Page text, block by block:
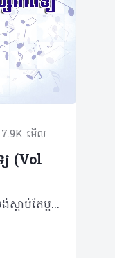
7.9K មើល
(Vol
លក្ខណៈថា…គ្រាន់តែឃើញចំណងជើង ក៏ចង់ស្តាប់តែម្តង  នេះគ្រាន់តែជាvol 01ប៉ុណ្ណោះ…( Vol 02 ក៏នឹងមានចេញក្នុងពេលឆាប់ៗនេះហើយដែរ…) តោះ! ទៅអានលេងជាមួយគ្នា… 1. រៀនពេទ្យខ្វះស្នេហា ប្រៀបដូចដាក់ថ្នាំខ្វះដូស (dose) 2. សុំត្រឹមជាវ៉ាក់សាំងអូន/បង 3. បានទេ សុំធ្វើsupplementអូន/បង? 4. ហេតុអ្វីនឹកគេតែពេលខ្លួនឯងឈឺ? (ហៅគេថាខ្លួនឯង ហៅខ្លួនឯងថាគេ) 5. បង/អូនដាក់គ្រប់doseហើយ ម្តេចឡើយមកវិញ? 6. ស្នេហាអូន/បង គ្មានside-effect 7. សុំPassword សុំអេកូបេះដូង 8. សុំសិទ្ធិធ្វើអង់ទីក័រ 9. គ្មានអូន/បង ដូចគ្មានអុកស៊ីសែន 10. ស្តេតូខាងនេះ នឹកបេះដូងខាងនោះ 11. I think I need Vitamin U 12. ស្នេហាខុស Recepteur 13. អូន/បងជា stimulant របស់បង/អូន 14. បេះដូងអ្នកសល់ថតទំនេរទេ? 15. បេះដូងmurmurs ដោយសារអ្នក មិនមែនលំៗទេណា៎!!! បើមានអ្នកសហការ គិតរកថតបទចម្រៀងខ្លះៗជាមួយគ្នាហី? និយាយពីថា…ខំប្រមែប្រមូលគំនិតមិត្តភក្តិឡើងពេញហ្នឹង ទម្រាំតែបានប៉ុណ្ណឹងណា៎…ហើយបើមានអ្វីប្លែកជាងនេះទៀត ជួយcommentខាងក្រោមផង នឹងអាលបានធ្វើការជម្រុះ ដើម្បីចេញផ្សាយក្នុងvol 02 តែម្តង…